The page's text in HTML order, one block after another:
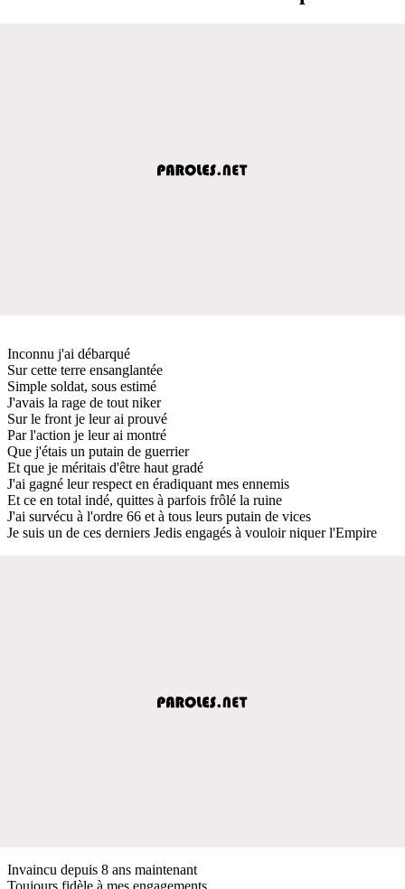
Inconnu j'ai débarqué
Sur cette terre ensanglantée
Simple soldat, sous estimé
J'avais la rage de tout niker
Sur le front je leur ai prouvé
Par l'action je leur ai montré
Que j'étais un putain de guerrier
Et que je méritais d'être haut gradé
J'ai gagné leur respect en éradiquant mes ennemis
Et ce en total indé, quittes à parfois frôlé la ruine
J'ai survécu à l'ordre 66 et à tous leurs putain de vices
Je suis un de ces derniers Jedis engagés à vouloir niquer l'Empire
Invaincu depuis 8 ans maintenant
Toujours fidèle à mes engagements